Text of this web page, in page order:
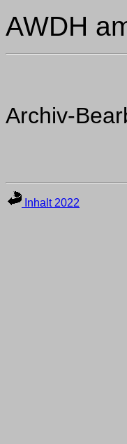
AWDH
Archiv-
Inhalt 2022